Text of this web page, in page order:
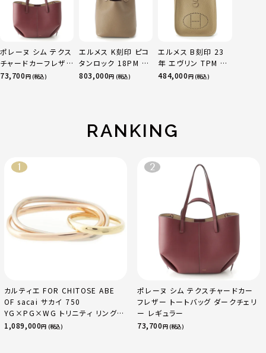
ポレーヌ シム テクス
チャードカーフレザ
ー トートバッグ ダー
73,700円 (税込)
エルメス K刻印 ピコ
タンロック 18PM ト
リヨン ハンドバッグ
803,000円 (税込)
エルメス B刻印 23
年 エヴリン TPM 16
アマゾン トリヨンク
484,000円 (税込)
RANKING
カルティエ FOR CHITOSE ABE
OF sacai サカイ 750
YG×PG×WG トリニティ リング
指輪 マルチカラー 50 51 52
1,089,000円 (税込)
ポレーヌ シム テクスチャードカー
フレザー トートバッグ ダークチェリ
ー レギュラー
73,700円 (税込)